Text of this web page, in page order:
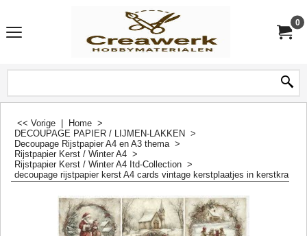
0
<< Vorige Home >
DECOUPAGE PAPIER / LIJMEN-LAKKEN >
Decoupage Rijstpapier A4 en A3 thema>
Rijstpapier Kerst / Winter A4 >
Rijstpapier Kerst / Winter A4 Itd-Collection >
decoupage rijstpapier kerst A4 cards vintage kerstplaatjes in kerstkrans